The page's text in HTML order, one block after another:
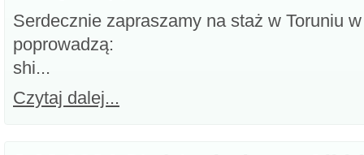
Serdecznie zapraszamy na staż w Toruniu
poprowadzą:
shi...
Czytaj dalej...